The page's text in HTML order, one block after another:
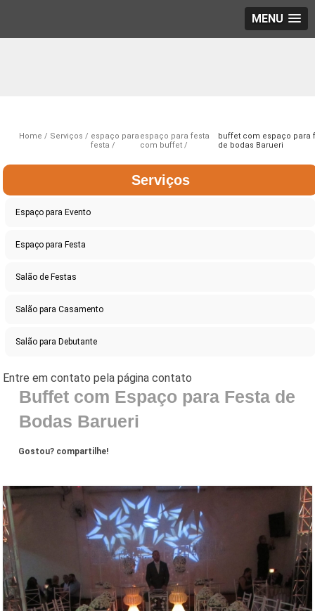
MENU
Home Serviços
espaço para
festa
espaço para festa
com buffet
buffet com espaço para
de bodas Barueri
Serviços
Espaço para Evento
Espaço para Festa
Salão de Festas
Salão para Casamento
Salão para Debutante
Buffet com Espaço para Festa de
Bodas Barueri
Gostou? compartilhe!